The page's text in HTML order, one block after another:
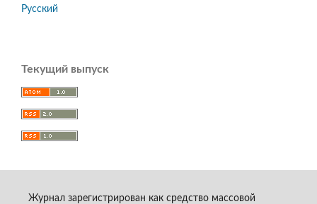
Русский
Текущий выпуск
Журнал зарегистрирован как средство массовой